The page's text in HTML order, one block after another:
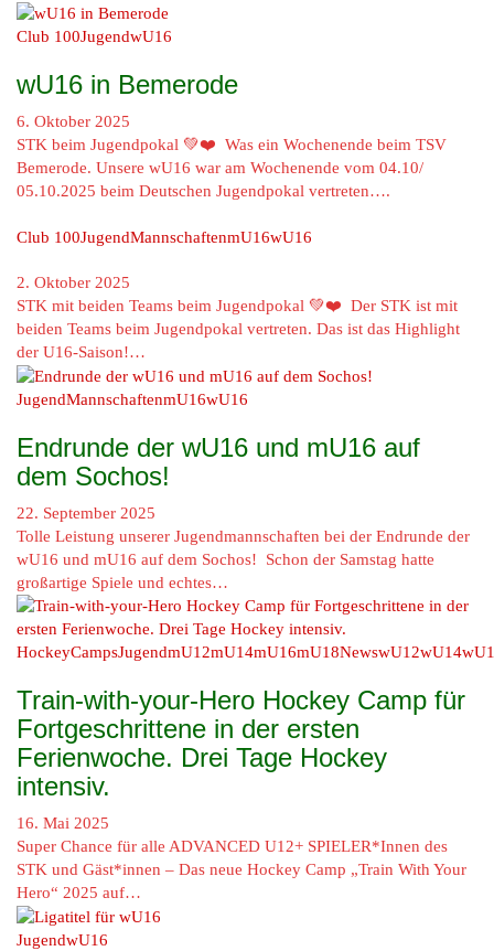
Club 100JugendwU16
wU16 in Bemerode
6. Oktober 2025
STK beim Jugendpokal 💚❤️ Was ein Wochenende beim TSV
Bemerode. Unsere wU16 war am Wochenende vom 04.10/
05.10.2025 beim Deutschen Jugendpokal vertreten….
Club 100JugendMannschaftenmU16wU16
2. Oktober 2025
STK mit beiden Teams beim Jugendpokal 💚❤️ Der STK ist mit
beiden Teams beim Jugendpokal vertreten. Das ist das Highlight
der U16-Saison!…
JugendMannschaftenmU16wU16
Endrunde der wU16 und mU16 auf
dem Sochos!
22. September 2025
Tolle Leistung unserer Jugendmannschaften bei der Endrunde der
wU16 und mU16 auf dem Sochos! Schon der Samstag hatte
großartige Spiele und echtes…
HockeyCampsJugendmU12mU14mU16mU18NewswU12wU14
Train-with-your-Hero Hockey Camp für
Fortgeschrittene in der ersten
Ferienwoche. Drei Tage Hockey
intensiv.
16. Mai 2025
Super Chance für alle ADVANCED U12+ SPIELER*Innen des
STK und Gäst*innen – Das neue Hockey Camp „Train With Your
Hero“ 2025 auf…
JugendwU16